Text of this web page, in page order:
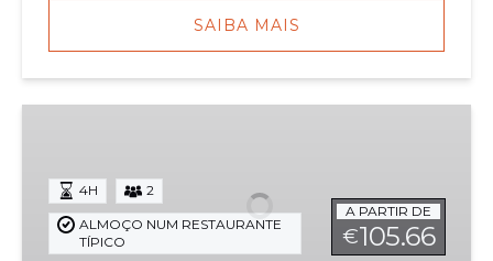
SAIBA MAIS
Uma
Jornada
A PARTIR DE
€105.66
4H 2
ALMOÇO NUM RESTAURANTE
TÍPICO